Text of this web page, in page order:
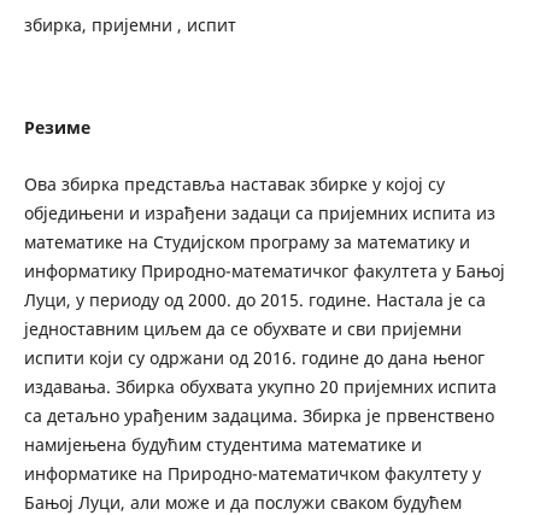
збирка, пријемни , испит
Резиме
Ова збирка представља наставак збирке у којој су
обједињени и израђени задаци са пријемних испита из
математике на Студијском програму за математику и
информатику Природно-математичког факултета у Бањој
Луци, у периоду од 2000. до 2015. године. Настала је са
једноставним циљем да се обухвате и сви пријемни
испити који су одржани од 2016. године до дана њеног
издавања. Збирка обухвата укупно 20 пријемних испита
са детаљно урађеним задацима. Збирка је првенствено
намијењена будућим студентима математике и
информатике на Природно-математичком факултету у
Бањој Луци, али може и да послужи сваком будућем